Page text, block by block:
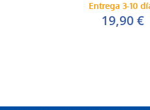
Entrega 3-10
19,90 €